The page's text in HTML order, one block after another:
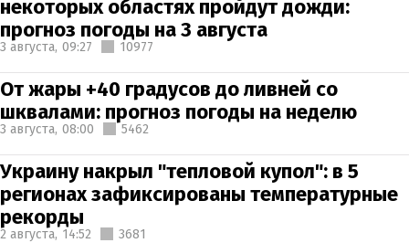
некоторых областях пройдут дожди:
прогноз погоды на 3 августа
3 августа, 09:27 10977
От жары +40 градусов до ливней со
шквалами: прогноз погоды на неделю
3 августа, 08:00 5462
Украину накрыл "тепловой купол": в 5
регионах зафиксированы температурные
рекорды
2 августа, 14:52 3681